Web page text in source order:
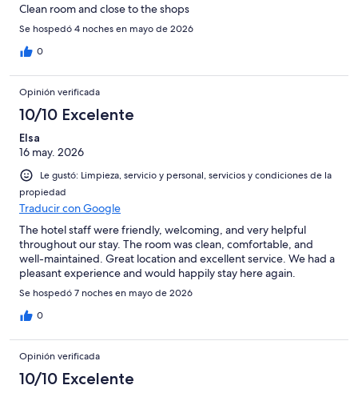
Clean room and close to the shops
Se hospedó 4 noches en mayo de 2026
0
Opinión verificada
10/10 Excelente
Elsa
16 may. 2026
Le gustó: Limpieza, servicio y personal, servicios y condiciones de la
propiedad
Traducir con Google
The hotel staff were friendly, welcoming, and very helpful
throughout our stay. The room was clean, comfortable, and
well-maintained. Great location and excellent service. We had a
pleasant experience and would happily stay here again.
Se hospedó 7 noches en mayo de 2026
0
Opinión verificada
10/10 Excelente